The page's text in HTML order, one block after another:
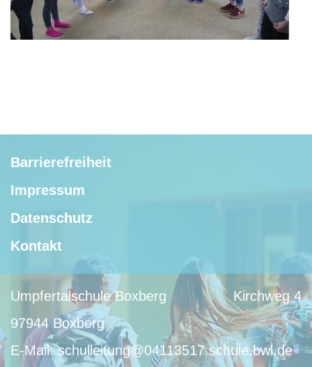
Barrierefreiheit
Impressum
Datenschutz
Kontakt
Umpfertalschule Boxberg
Kirchweg 4
97944 Boxberg
E-Mail:schulleitung@04113517.schule.bwl.de